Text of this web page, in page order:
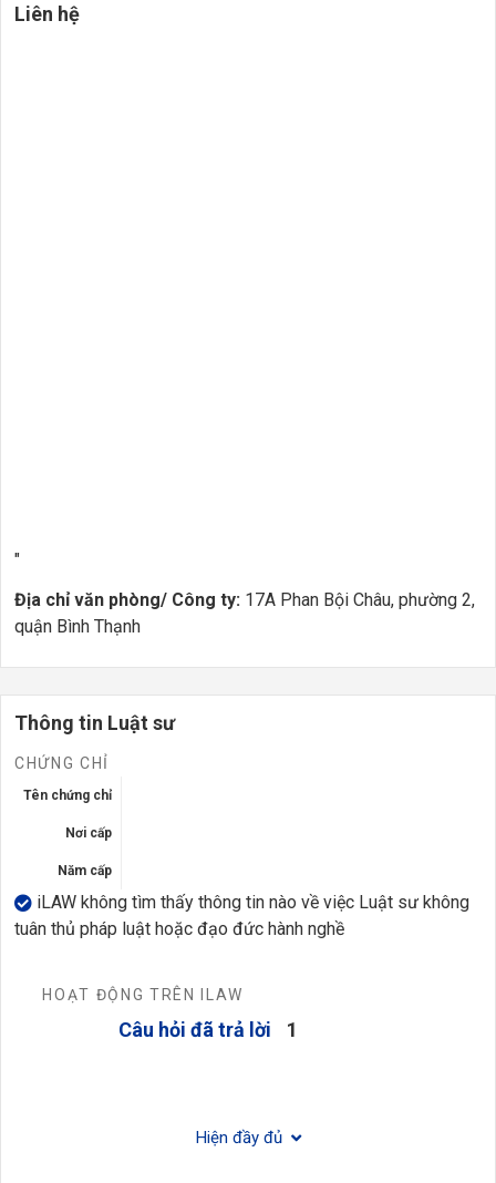
Liên hệ
"
Địa chỉ văn phòng/ Công ty: 17A Phan Bội Châu, phường 2,
quận Bình Thạnh
Thông tin Luật sư
CHỨNG CHỈ
Tên chứng chỉ
Nơi cấp
Năm cấp
iLAW không tìm thấy thông tin nào về việc Luật sư không
tuân thủ pháp luật hoặc đạo đức hành nghề
HOẠT ĐỘNG TRÊN ILAW
Câu hỏi đã trả lời 1
Hiện đầy đủ